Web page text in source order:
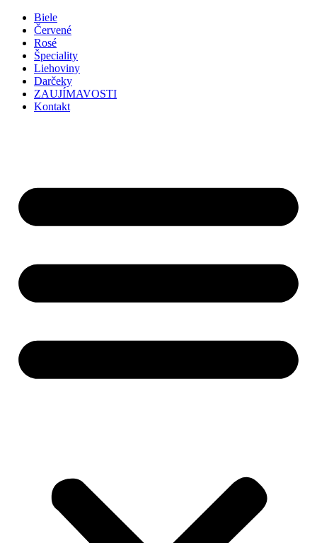
Preskočiť
obsah
Biele
Červené
Rosé
Špeciality
Liehoviny
Darčeky
ZAUJÍMAVOSTI
Kontakt